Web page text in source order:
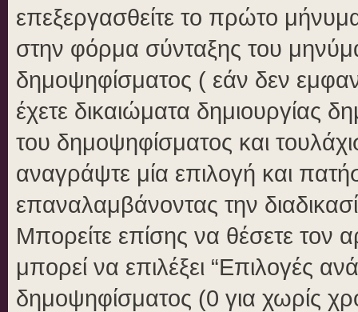
επεξεργασθείτε το πρώτο
στην φόρμα σύνταξης του
δημοψηφίσματος ( εάν δεν
έχετε δικαιώματα δημιουργίας
του δημοψηφίσματος και
αναγράψτε μία επιλογή και
επαναλαμβάνοντας την
Μπορείτε επίσης να θέσετε τον
μπορεί να επιλέξει “Επιλογές
δημοψηφίσματος (0 για χωρίς